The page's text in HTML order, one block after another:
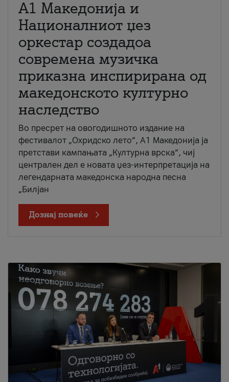
А1 Македонија и
Националниот џез
оркестар создадоа
современа музичка
приказна инспирирана од
македонското културно
наследство
Во пресрет на овогодишното издание на
фестивалот „Охридско лето“, А1 Македонија ја
претстави кампањата „Културна врска“, чиј
централен дел е новата џез-интерпретација на
легендарната македонска народна песна
„Билјан
Дознај повеќе